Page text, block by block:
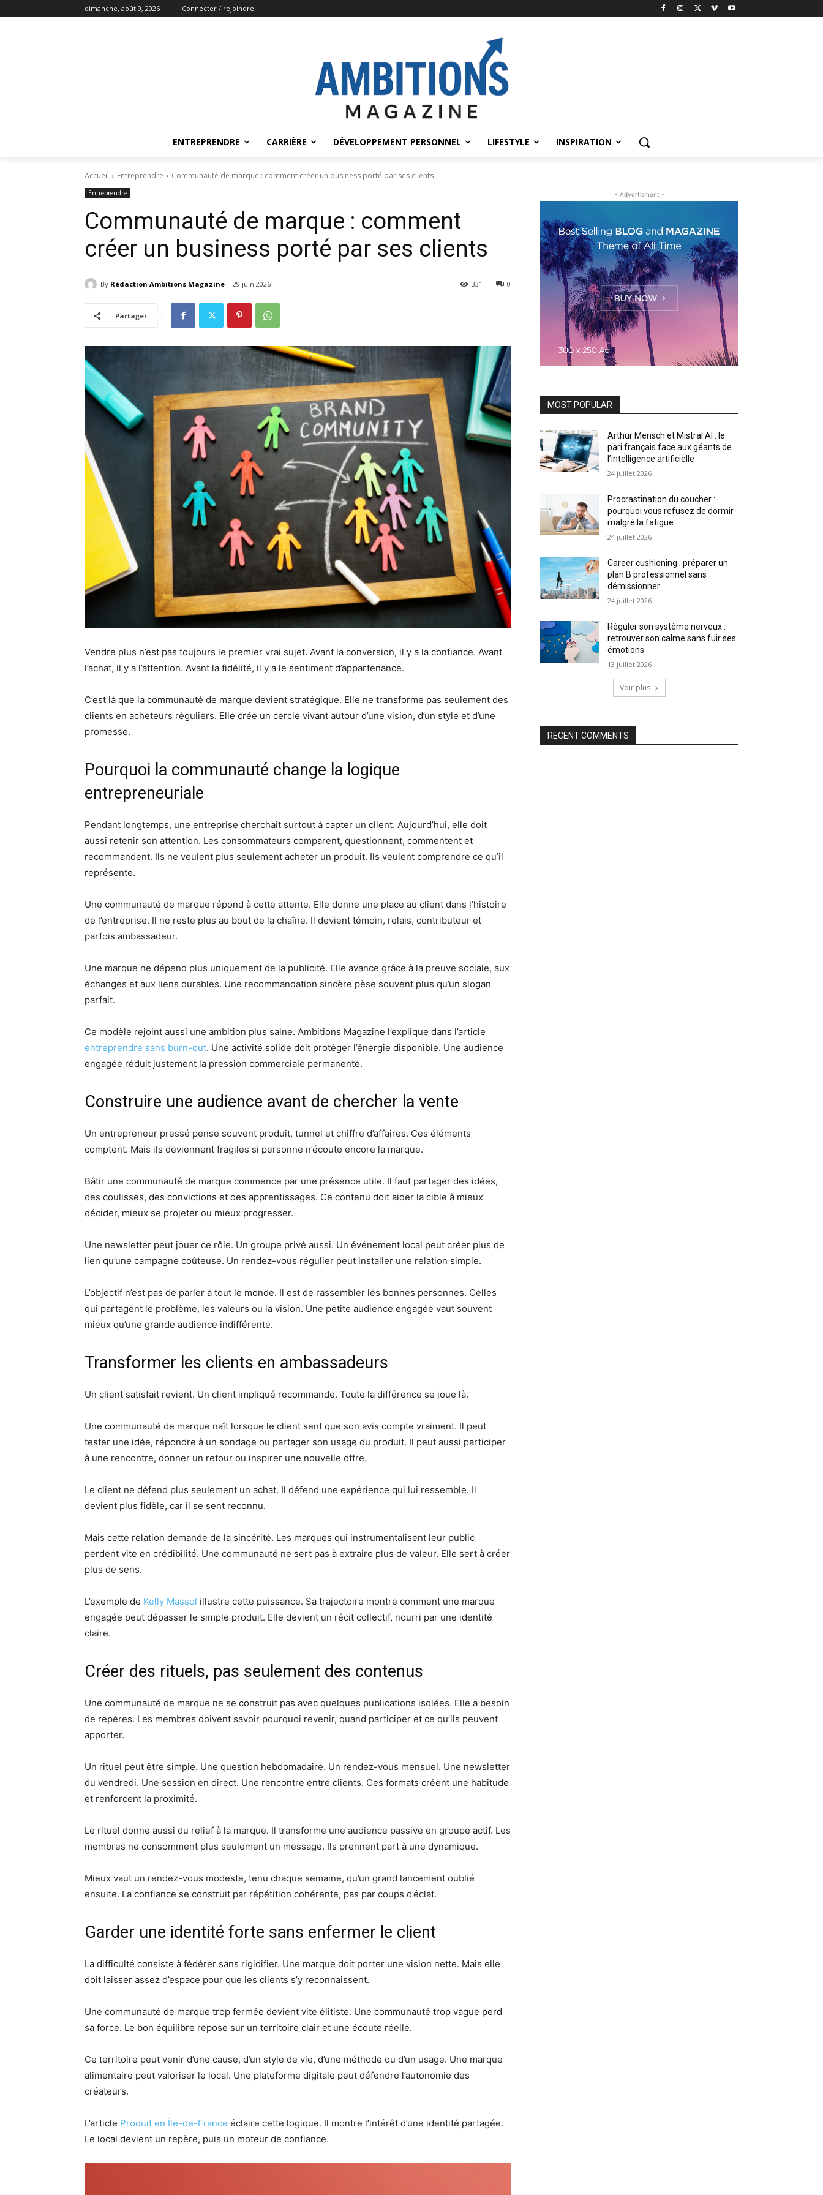
dimanche, août 9, 2026 Connecter / rejoindre
ENTREPRENDRE CARRIÈRE DÉVELOPPEMENT PERSONNEL LIFESTYLE INSPIRATION
Accueil Entreprendre Communauté de marque : comment créer un business porté par ses clients
Entreprendre
Communauté de marque : comment
créer un business porté par ses clients
By Rédaction Ambitions Magazine 29 juin 2026 0
331
Partager
Vendre plus n’est pas toujours le premier vrai sujet. Avant la conversion, il y a la confiance. Avant
l’achat, il y a l’attention. Avant la fidélité, il y a le sentiment d’appartenance.
C’est là que la communauté de marque devient stratégique. Elle ne transforme pas seulement des
clients en acheteurs réguliers. Elle crée un cercle vivant autour d’une vision, d’un style et d’une
promesse.
Pourquoi la communauté change la logique
entrepreneuriale
Pendant longtemps, une entreprise cherchait surtout à capter un client. Aujourd’hui, elle doit
aussi retenir son attention. Les consommateurs comparent, questionnent, commentent et
recommandent. Ils ne veulent plus seulement acheter un produit. Ils veulent comprendre ce qu’il
représente.
Une communauté de marque répond à cette attente. Elle donne une place au client dans l’histoire
de l’entreprise. Il ne reste plus au bout de la chaîne. Il devient témoin, relais, contributeur et
parfois ambassadeur.
Une marque ne dépend plus uniquement de la publicité. Elle avance grâce à la preuve sociale, aux
échanges et aux liens durables. Une recommandation sincère pèse souvent plus qu’un slogan
parfait.
Ce modèle rejoint aussi une ambition plus saine. Ambitions Magazine l’explique dans l’article
entreprendre sans burn-out. Une activité solide doit protéger l’énergie disponible. Une audience
engagée réduit justement la pression commerciale permanente.
Construire une audience avant de chercher la vente
Un entrepreneur pressé pense souvent produit, tunnel et chiffre d’affaires. Ces éléments
comptent. Mais ils deviennent fragiles si personne n’écoute encore la marque.
Bâtir une communauté de marque commence par une présence utile. Il faut partager des idées,
des coulisses, des convictions et des apprentissages. Ce contenu doit aider la cible à mieux
décider, mieux se projeter ou mieux progresser.
Une newsletter peut jouer ce rôle. Un groupe privé aussi. Un événement local peut créer plus de
lien qu’une campagne coûteuse. Un rendez-vous régulier peut installer une relation simple.
L’objectif n’est pas de parler à tout le monde. Il est de rassembler les bonnes personnes. Celles
qui partagent le problème, les valeurs ou la vision. Une petite audience engagée vaut souvent
mieux qu’une grande audience indifférente.
Transformer les clients en ambassadeurs
Un client satisfait revient. Un client impliqué recommande. Toute la différence se joue là.
Une communauté de marque naît lorsque le client sent que son avis compte vraiment. Il peut
tester une idée, répondre à un sondage ou partager son usage du produit. Il peut aussi participer
à une rencontre, donner un retour ou inspirer une nouvelle offre.
Le client ne défend plus seulement un achat. Il défend une expérience qui lui ressemble. Il
devient plus fidèle, car il se sent reconnu.
Mais cette relation demande de la sincérité. Les marques qui instrumentalisent leur public
perdent vite en crédibilité. Une communauté ne sert pas à extraire plus de valeur. Elle sert à créer
plus de sens.
L’exemple de Kelly Massol illustre cette puissance. Sa trajectoire montre comment une marque
engagée peut dépasser le simple produit. Elle devient un récit collectif, nourri par une identité
claire.
Créer des rituels, pas seulement des contenus
Une communauté de marque ne se construit pas avec quelques publications isolées. Elle a besoin
de repères. Les membres doivent savoir pourquoi revenir, quand participer et ce qu’ils peuvent
apporter.
Un rituel peut être simple. Une question hebdomadaire. Un rendez-vous mensuel. Une newsletter
du vendredi. Une session en direct. Une rencontre entre clients. Ces formats créent une habitude
et renforcent la proximité.
Le rituel donne aussi du relief à la marque. Il transforme une audience passive en groupe actif. Les
membres ne consomment plus seulement un message. Ils prennent part à une dynamique.
Mieux vaut un rendez-vous modeste, tenu chaque semaine, qu’un grand lancement oublié
ensuite. La confiance se construit par répétition cohérente, pas par coups d’éclat.
Garder une identité forte sans enfermer le client
La difficulté consiste à fédérer sans rigidifier. Une marque doit porter une vision nette. Mais elle
doit laisser assez d’espace pour que les clients s’y reconnaissent.
Une communauté de marque trop fermée devient vite élitiste. Une communauté trop vague perd
sa force. Le bon équilibre repose sur un territoire clair et une écoute réelle.
Ce territoire peut venir d’une cause, d’un style de vie, d’une méthode ou d’un usage. Une marque
alimentaire peut valoriser le local. Une plateforme digitale peut défendre l’autonomie des
créateurs.
L’article Produit en Île-de-France éclaire cette logique. Il montre l’intérêt d’une identité partagée.
Le local devient un repère, puis un moteur de confiance.
- Advertisment -
MOST POPULAR
Arthur Mensch et Mistral AI : le
pari français face aux géants de
l’intelligence artificielle
24 juillet 2026
Procrastination du coucher :
pourquoi vous refusez de dormir
malgré la fatigue
24 juillet 2026
Career cushioning : préparer un
plan B professionnel sans
démissionner
24 juillet 2026
Réguler son système nerveux :
retrouver son calme sans fuir ses
émotions
13 juillet 2026
Voir plus
RECENT COMMENTS